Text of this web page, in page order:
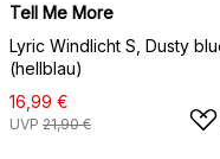
Tell Me More
Lyric Windlicht S, Dusty
(hellblau)
16,99 €
UVP 21,90 €